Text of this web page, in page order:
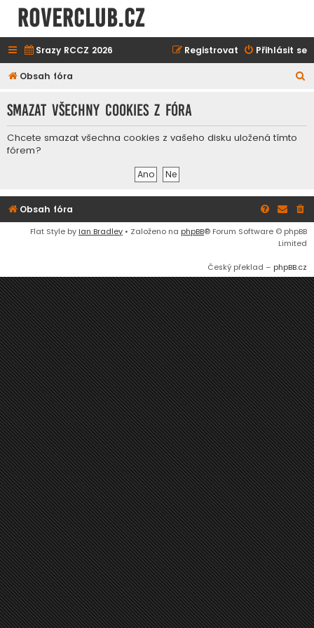
ROVERCLUB.cz
Srazy RCCZ 2026 Přihlásit se
Registrovat
Obsah fóra
d
Smazat všechny cookies z fóra
Chcete smazat všechna cookies z vašeho disku uložená tímto
fórem?
Obsah fóra
Flat Style by Ian Bradley • Založeno na phpBB® Forum Software © phpBB
Limited
Český překlad – phpBB.cz